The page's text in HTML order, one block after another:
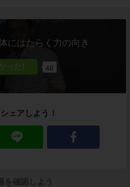
にはたらく力の向き
46
ェアしよう！
を確認しよう